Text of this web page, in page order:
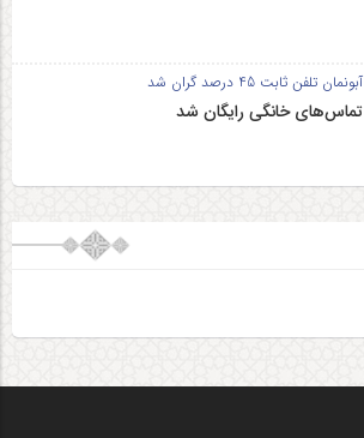
آبونمان تلفن ثابت 45 درصد گران شد
تماس‌های خانگی رایگان شد